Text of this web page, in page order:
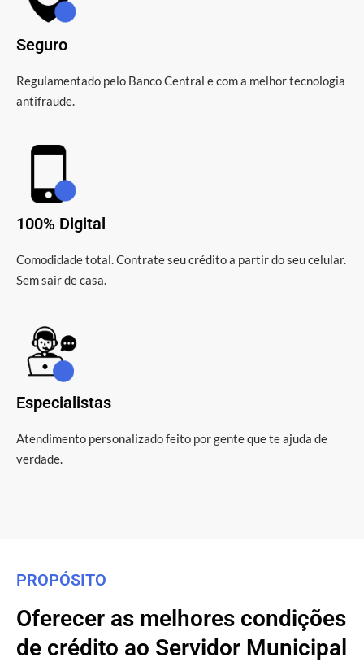
Seguro
Regulamentado pelo Banco Central e com a melhor tecnologia
antifraude.
100% Digital
Comodidade total. Contrate seu crédito a partir do seu celular.
Sem sair de casa.
Especialistas
Atendimento personalizado feito por gente que te ajuda de
verdade.
PROPÓSITO
Oferecer as melhores condições
de crédito ao Servidor Municipal